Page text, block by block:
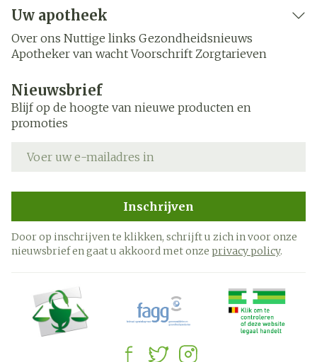
Uw apotheek
Over ons Nuttige links Gezondheidsnieuws
Apotheker van wacht Voorschrift Zorgtarieven
Nieuwsbrief
Blijf op de hoogte van nieuwe producten en
promoties
Inschrijven
Door op inschrijven te klikken, schrijft u zich in voor onze
nieuwsbrief en gaat u akkoord met onze privacy policy.